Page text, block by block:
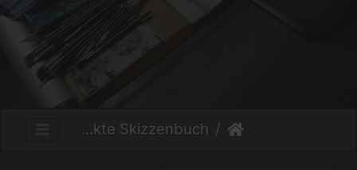
Das verrückte Skizzenbuch